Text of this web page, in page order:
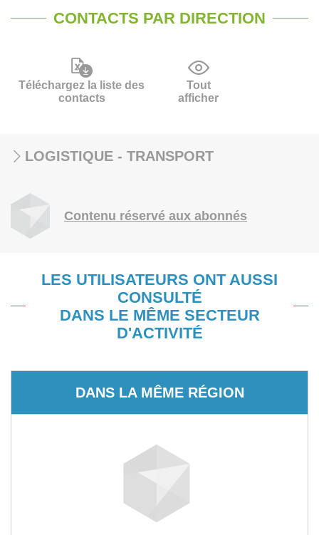
CONTACTS PAR DIRECTION
Téléchargez la liste des
contacts
Tout
afficher
LOGISTIQUE - TRANSPORT
Contenu réservé aux abonnés
LES UTILISATEURS ONT AUSSI
CONSULTÉ
DANS LE MÊME SECTEUR
D'ACTIVITÉ
DANS LA MÊME RÉGION